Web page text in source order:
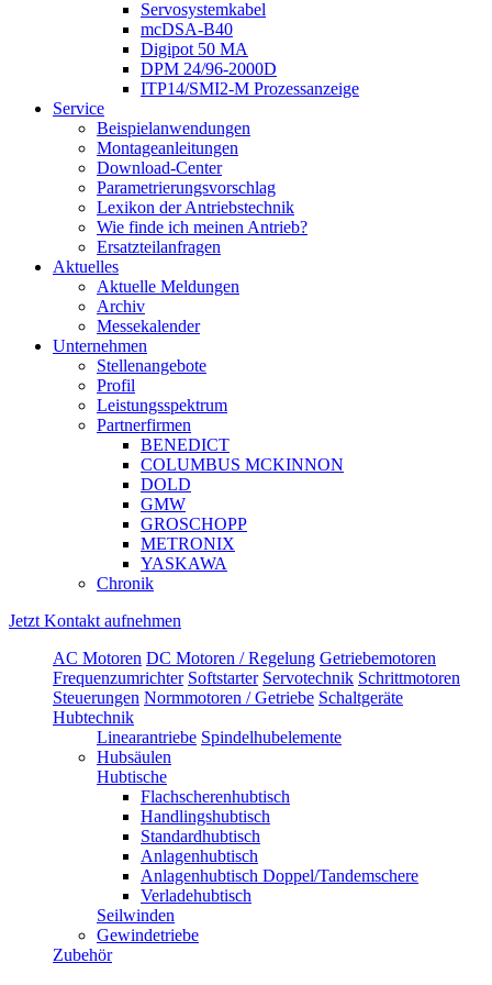
Servosystemkabel
mcDSA-B40
Digipot 50 MA
DPM 24/96-2000D
ITP14/SMI2-M Prozessanzeige
Service
Beispielanwendungen
Montageanleitungen
Download-Center
Parametrierungsvorschlag
Lexikon der Antriebstechnik
Wie finde ich meinen Antrieb?
Ersatzteilanfragen
Aktuelles
Aktuelle Meldungen
Archiv
Messekalender
Unternehmen
Stellenangebote
Profil
Leistungsspektrum
Partnerfirmen
BENEDICT
COLUMBUS MCKINNON
DOLD
GMW
GROSCHOPP
METRONIX
YASKAWA
Chronik
Jetzt Kontakt aufnehmen
AC Motoren DC Motoren / Regelung Getriebemotoren
Frequenzumrichter Softstarter Servotechnik Schrittmotoren
Steuerungen Normmotoren / Getriebe Schaltgeräte
Hubtechnik
Linearantriebe Spindelhubelemente
Hubsäulen
Hubtische
Flachscherenhubtisch
Handlingshubtisch
Standardhubtisch
Anlagenhubtisch
Anlagenhubtisch Doppel/Tandemschere
Verladehubtisch
Seilwinden
Gewindetriebe
Zubehör